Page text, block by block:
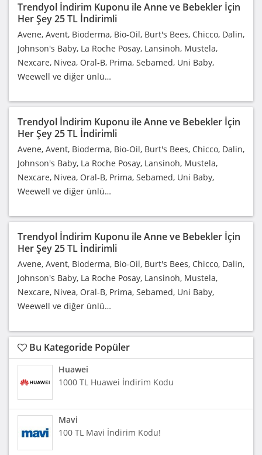
Trendyol İndirim Kuponu ile Anne ve Bebekler İçin
Her Şey 25 TL İndirimli
Avene, Avent, Bioderma, Bio-Oil, Burt's Bees, Chicco, Dalin,
Johnson's Baby, La Roche Posay, Lansinoh, Mustela,
Nexcare, Nivea, Oral-B, Prima, Sebamed, Uni Baby,
Weewell ve diğer ünlü…
Trendyol İndirim Kuponu ile Anne ve Bebekler İçin
Her Şey 25 TL İndirimli
Avene, Avent, Bioderma, Bio-Oil, Burt's Bees, Chicco, Dalin,
Johnson's Baby, La Roche Posay, Lansinoh, Mustela,
Nexcare, Nivea, Oral-B, Prima, Sebamed, Uni Baby,
Weewell ve diğer ünlü…
Trendyol İndirim Kuponu ile Anne ve Bebekler İçin
Her Şey 25 TL İndirimli
Avene, Avent, Bioderma, Bio-Oil, Burt's Bees, Chicco, Dalin,
Johnson's Baby, La Roche Posay, Lansinoh, Mustela,
Nexcare, Nivea, Oral-B, Prima, Sebamed, Uni Baby,
Weewell ve diğer ünlü…
Bu Kategoride Popüler
Huawei
1000 TL Huawei İndirim Kodu
Mavi
100 TL Mavi İndirim Kodu!